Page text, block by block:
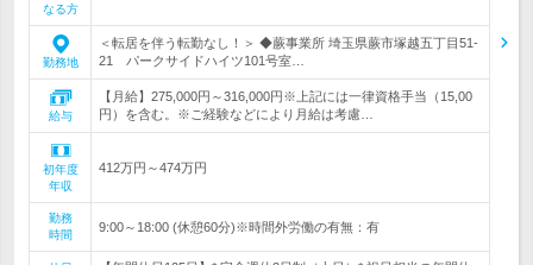
なる方
勤務地
＜転居を伴う転勤なし！＞ ◆蕨事業所 埼玉県蕨市塚越五丁目51-
21 パークサイドハイツ101号室…
給与
【月給】275,000円～316,000円※上記には一律資格手当（15,00
円）を含む。※ご経験などにより月給は考慮…
初年度
年収
412万円～474万円
勤務
時間
9:00～18:00 (休憩60分)※時間外労働の有無：有